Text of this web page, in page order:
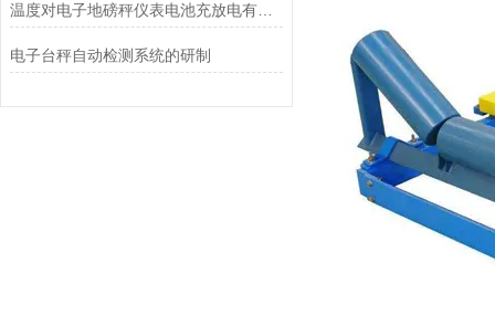
温度对电子地磅秤仪表电池充放电有什么影响？
电子台秤自动检测系统的研制